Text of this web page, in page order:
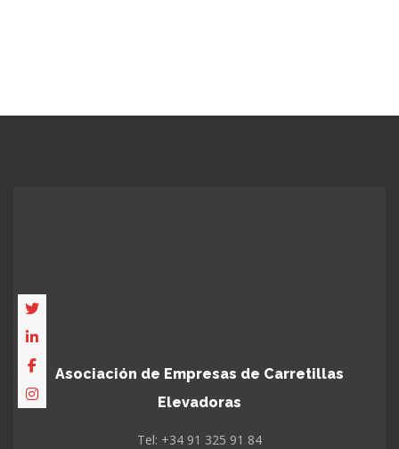
Asociación de Empresas de Carretillas
Elevadoras
Tel: +34 91 325 91 84